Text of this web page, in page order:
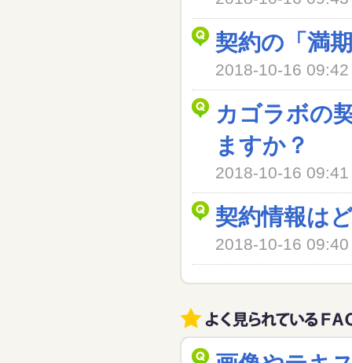
契約の「満
2018-10-16
カゴラボの
ますか？
2018-10-16
契約情報は
2018-10-16